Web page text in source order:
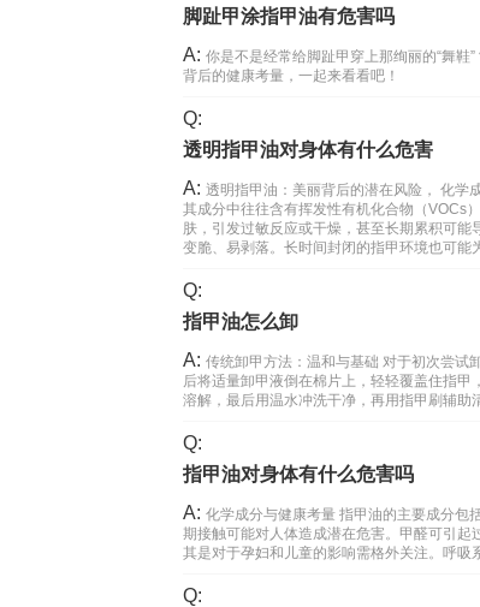
脚趾甲涂指甲油有危害吗
A: 你是不是经常给脚趾甲穿上那绚丽的“舞鞋
背后的健康考量，一起来看看吧！
Q:
透明指甲油对身体有什么危害
A: 透明指甲油：美丽背后的潜在风险， 化学
其成分中往往含有挥发性有机化合物（VOCs
肤，引发过敏反应或干燥，甚至长期累积可
变脆、易剥落。长时间封闭的指甲环境也可能
Q:
指甲油怎么卸
A: 传统卸甲方法：温和与基础 对于初次尝试
后将适量卸甲液倒在棉片上，轻轻覆盖住指
溶解，最后用温水冲洗干净，再用指甲刷辅助
Q:
指甲油对身体有什么危害吗
A: 化学成分与健康考量 指甲油的主要成分包
期接触可能对人体造成潜在危害。甲醛可引
其是对于孕妇和儿童的影响需格外关注。呼吸
Q: